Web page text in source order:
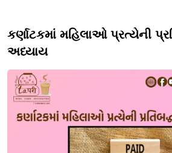
કર્ણાટકમાં મહિલાઓ પ્રત્યેની
અધ્યાય